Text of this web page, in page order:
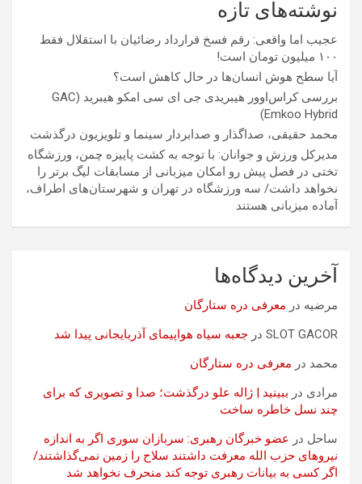
نوشته‌های تازه
عجیب اما واقعی: رقم فسخ قرارداد رضائیان با استقلال فقط
۱۰۰ میلیون تومان است!
آیا سطح هوش انسان‌ها در حال کاهش است؟
بررسی کراس‌اوور هیبریدی جی ای سی امکو هیبرید (GAC
Emkoo Hybrid)
محمد حقیقی، صداگذار و صدابردار سینما و تلویزیون درگذشت
مدیرکل ورزش و جوانان: با توجه به کشت پاییزه چمن، ورزشگاه
تختی در فصل پیش رو امکان میزبانی از مسابقات لیگ برتر را
نخواهد داشت/ سه ورزشگاه در تهران و شهرستان‌های اطراف،
آماده میزبانی هستند
آخرین دیدگاه‌ها
مرضیه در معرفی دره ستارگان
SLOT GACOR در جعبه سیاه هواپیمای آذربایجانی پیدا شد
محمد در معرفی دره ستارگان
مرادی در ببینید | ژاله علو درگذشت؛ صدا و تصویری که برای
چند نسل خاطره ساخت
ساحل در عضو خبرگان رهبری: سربازان سوری اگر به اندازه
نیروهای حزب الله معرفت داشتند سلاح را زمین نمی‌گذاشتند/
اگر کسی به بیانات رهبری توجه کند منحرف نخواهد شد